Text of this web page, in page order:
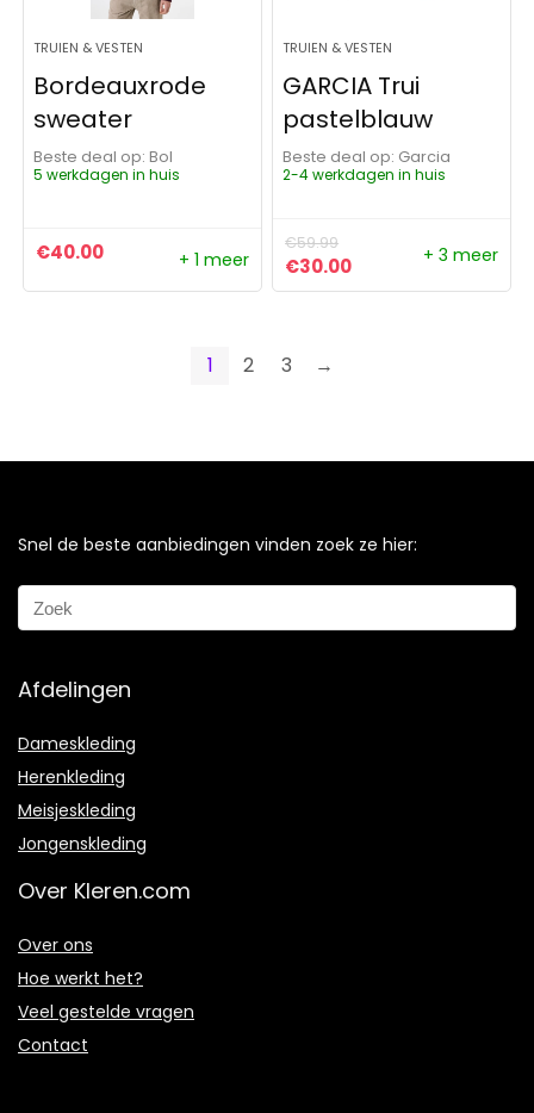
TRUIEN & VESTEN
Bordeauxrode
sweater
Beste deal op:
Bol
5 werkdagen in huis
€40.00 + 1 meer
TRUIEN & VESTEN
GARCIA Trui
pastelblauw
Beste deal op:
Garcia
2-4 werkdagen in huis
€59.99
Oorspronkelijke prijs
€30.00Huidige prijs is:
+ 3 meer
1 2 3 →
Snel de beste aanbiedingen vinden zoek ze hier:
Afdelingen
Dameskleding
Herenkleding
Meisjeskleding
Jongenskleding
Over Kleren.com
Over ons
Hoe werkt het?
Veel gestelde vragen
Contact